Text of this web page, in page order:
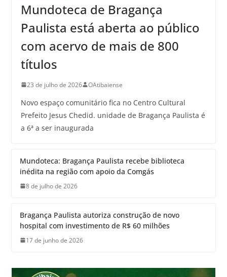
Mundoteca de Bragança
Paulista está aberta ao público
com acervo de mais de 800
títulos
23 de julho de 2026 OAtibaiense
Novo espaço comunitário fica no Centro Cultural
Prefeito Jesus Chedid. unidade de Bragança Paulista é
a 6ª a ser inaugurada
Mundoteca: Bragança Paulista recebe biblioteca
inédita na região com apoio da Comgás
8 de julho de 2026
Bragança Paulista autoriza construção de novo
hospital com investimento de R$ 60 milhões
17 de junho de 2026